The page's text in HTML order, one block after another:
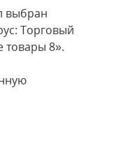
выбран
Торговый
товары 8».